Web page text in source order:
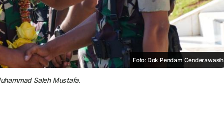
Foto: Dok Pendam Cenderawasih
Saleh Mustafa.